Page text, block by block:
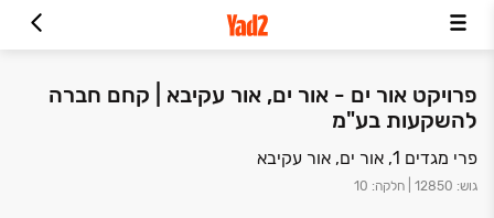
פרויקט אור ים - אור ים, אור עקיבא | קחם חברה
להשקעות בע"מ
פרי מגדים 1, אור ים, אור עקיבא
גוש:
12850 חלקה:
10